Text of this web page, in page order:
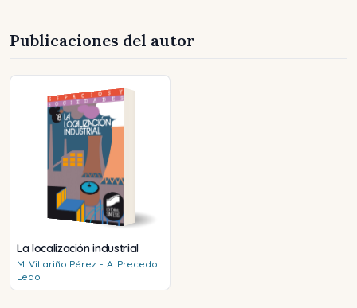
Publicaciones del autor
La localización industrial
M. Villariño Pérez - A. Precedo
Ledo